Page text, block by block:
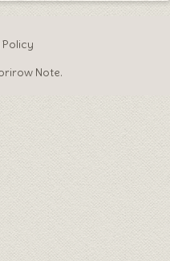
Note.